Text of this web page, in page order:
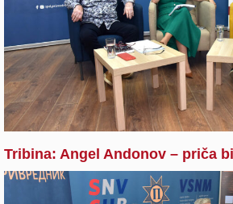
Tribina: Angel Andonov – priča